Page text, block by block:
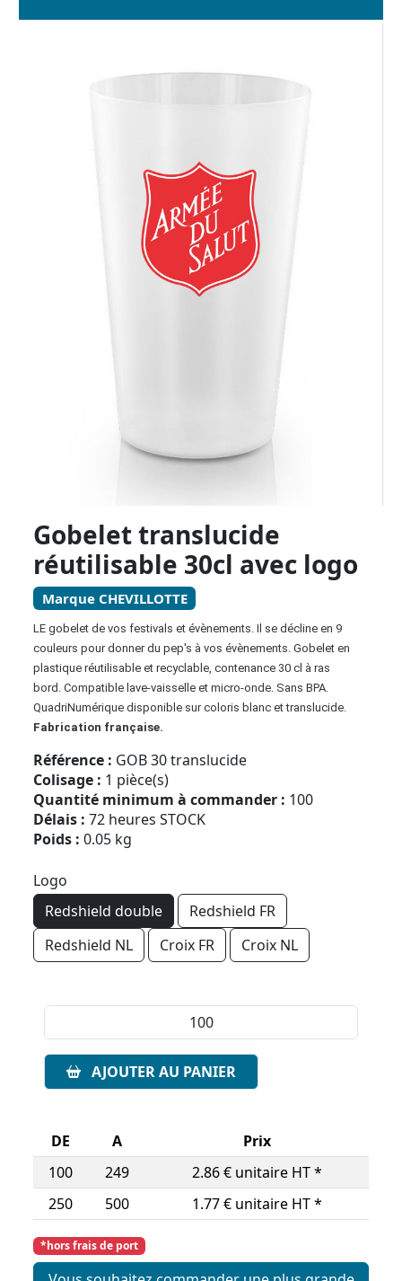
Gobelet translucide
réutilisable 30cl avec logo
Marque CHEVILLOTTE
LE gobelet de vos festivals et évènements. Il se décline en 9
couleurs pour donner du pep's à vos évènements. Gobelet en
plastique réutilisable et recyclable, contenance 30 cl à ras
bord. Compatible lave-vaisselle et micro-onde. Sans BPA.
QuadriNumérique disponible sur coloris blanc et translucide.
Fabrication française.
Référence : GOB 30 translucide
Colisage : 1 pièce(s)
Quantité minimum à commander : 100
Délais : 72 heures STOCK
Poids : 0.05 kg
Logo
Redshield double
Redshield FR
Redshield NL
Croix FR Croix NL
AJOUTER AU PANIER
DE A
Prix
100
249
2.86 € unitaire HT *
250
500 1.77 € unitaire HT *
*hors frais de port